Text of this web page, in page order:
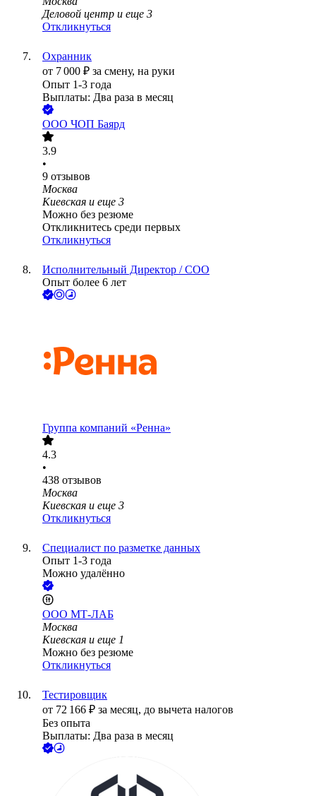
Деловой центр и еще 3
Откликнуться
Охранник
от 7 000 ₽ за смену, на руки
Опыт 1-3 года
Выплаты: Два раза в месяц
ООО ЧОП Баярд
3.9
•
9 отзывов
Москва
Киевская и еще 3
Можно без резюме
Откликнитесь среди первых
Откликнуться
Исполнительный Директор / COO
Опыт более 6 лет
Группа компаний «Ренна»
4.3
•
438 отзывов
Москва
Киевская и еще 3
Откликнуться
Специалист по разметке данных
Опыт 1-3 года
Можно удалённо
ООО МТ-ЛАБ
Москва
Киевская и еще 1
Можно без резюме
Откликнуться
Тестировщик
от 72 166 ₽ за месяц, до вычета налогов
Без опыта
Выплаты: Два раза в месяц